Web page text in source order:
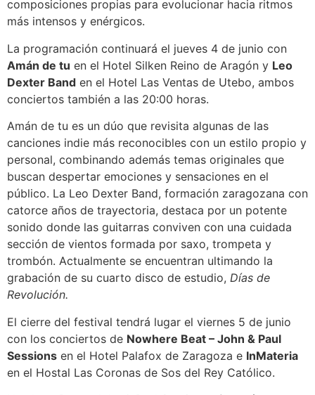
composiciones propias para evolucionar hacia ritmos
más intensos y enérgicos.
La programación continuará el jueves 4 de junio con
Amán de tu en el Hotel Silken Reino de Aragón y Leo
Dexter Band en el Hotel Las Ventas de Utebo, ambos
conciertos también a las 20:00 horas.
Amán de tu es un dúo que revisita algunas de las
canciones indie más reconocibles con un estilo propio y
personal, combinando además temas originales que
buscan despertar emociones y sensaciones en el
público. La Leo Dexter Band, formación zaragozana con
catorce años de trayectoria, destaca por un potente
sonido donde las guitarras conviven con una cuidada
sección de vientos formada por saxo, trompeta y
trombón. Actualmente se encuentran ultimando la
grabación de su cuarto disco de estudio, Días de
Revolución.
El cierre del festival tendrá lugar el viernes 5 de junio
con los conciertos de Nowhere Beat – John & Paul
Sessions en el Hotel Palafox de Zaragoza e InMateria
en el Hostal Las Coronas de Sos del Rey Católico.